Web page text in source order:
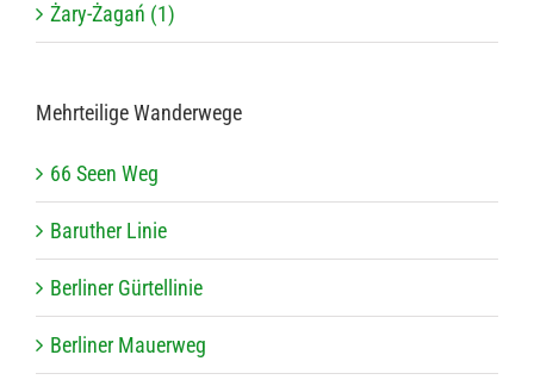
Żary-Żagań (1)
Mehr­tei­lige Wanderwege
66 Seen Weg
Baru­ther Linie
Ber­li­ner Gürtellinie
Ber­li­ner Mauerweg